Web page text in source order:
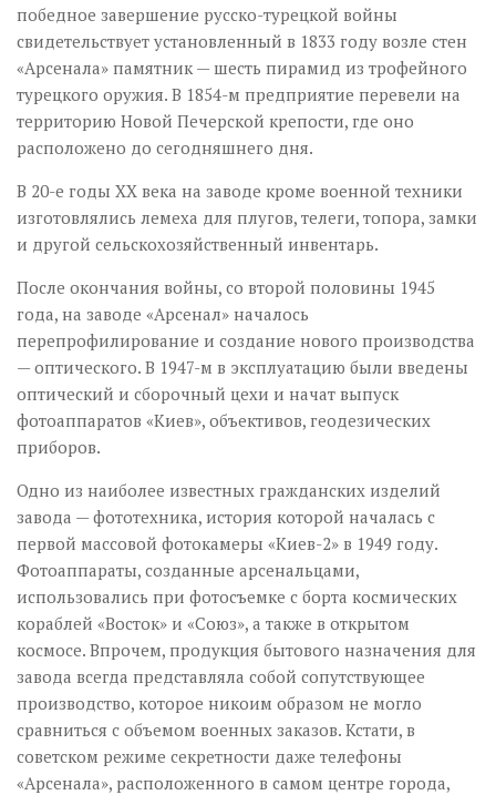
победное завершение русско-турецкой войны
свидетельствует установленный в 1833 году возле стен
«Арсенала» памятник — шесть пирамид из трофейного
турецкого оружия. В 1854-м предприятие перевели на
территорию Новой Печерской крепости, где оно
расположено до сегодняшнего дня.
В 20-е годы ХХ века на заводе кроме военной техники
изготовлялись лемеха для плугов, телеги, топора, замки
и другой сельскохозяйственный инвентарь.
После окончания войны, со второй половины 1945
года, на заводе «Арсенал» началось
перепрофилирование и создание нового производства
— оптического. В 1947-м в эксплуатацию были введены
оптический и сборочный цехи и начат выпуск
фотоаппаратов «Киев», объективов, геодезических
приборов.
Одно из наиболее известных гражданских изделий
завода — фототехника, история которой началась с
первой массовой фотокамеры «Киев-2» в 1949 году.
Фотоаппараты, созданные арсенальцами,
использовались при фотосъемке с борта космических
кораблей «Восток» и «Союз», а также в открытом
космосе. Впрочем, продукция бытового назначения для
завода всегда представляла собой сопутствующее
производство, которое никоим образом не могло
сравниться с объемом военных заказов. Кстати, в
советском режиме секретности даже телефоны
«Арсенала», расположенного в самом центре города,